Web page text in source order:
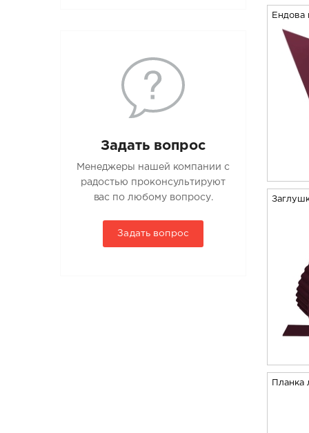
Задать вопрос
Менеджеры нашей компании с
радостью проконсультируют
вас по любому вопросу.
Задать вопрос
Ендова
Планка